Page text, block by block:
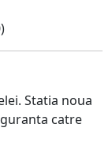
Statia noua
catre